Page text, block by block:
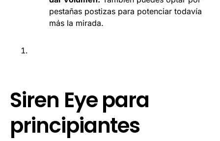
pestañas postizas para potenciar todavía
más la mirada.
Siren Eye para
principiantes